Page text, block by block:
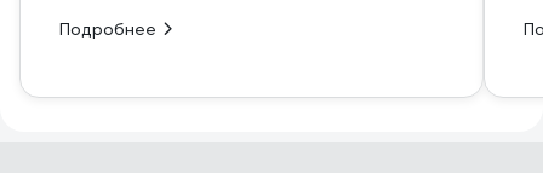
Подробнее